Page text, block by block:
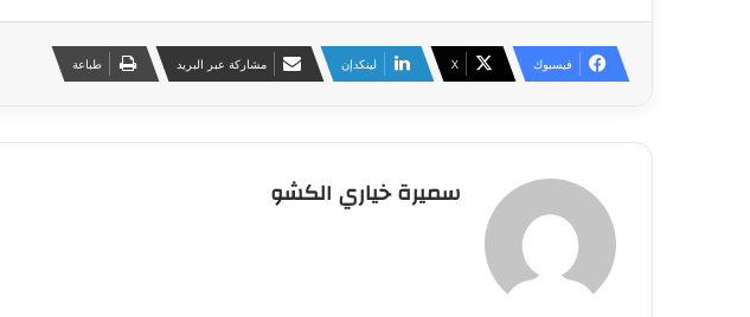
فيسبوك ‫X لينكدإن مشاركة عبر البريد طباعة
سميرة خياري الكشو